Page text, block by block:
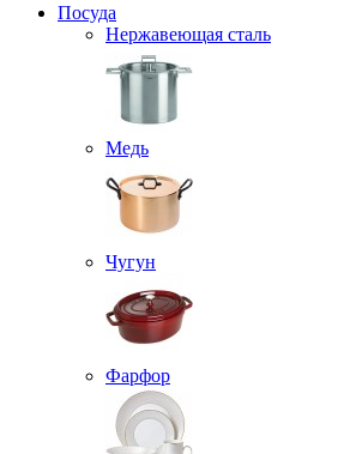
Посуда
Нержавеющая сталь
Медь
Чугун
Фарфор